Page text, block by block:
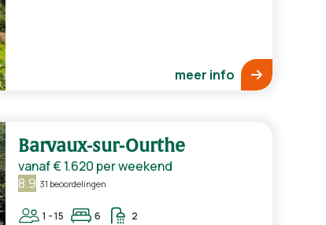
meer info
Barvaux-sur-Ourthe
vanaf€ 1.620 per weekend
8.9 31 beoordelingen
1 - 15 6 2